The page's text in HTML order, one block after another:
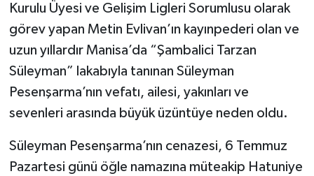
Kurulu Üyesi ve Gelişim Ligleri Sorumlusu olarak
görev yapan Metin Evlivan’ın kayınpederi olan ve
uzun yıllardır Manisa’da “Şambalici Tarzan
Süleyman” lakabıyla tanınan Süleyman
Pesenşarma’nın vefatı, ailesi, yakınları ve
sevenleri arasında büyük üzüntüye neden oldu.
Süleyman Pesenşarma’nın cenazesi, 6 Temmuz
Pazartesi günü öğle namazına müteakip Hatuniye